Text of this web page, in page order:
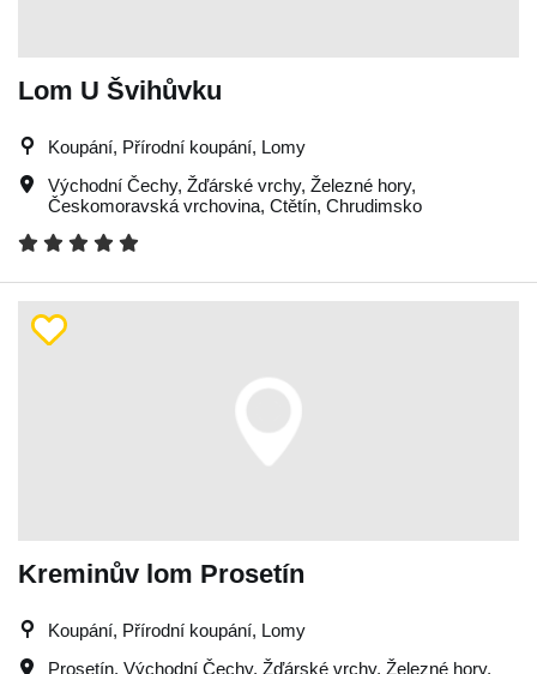
Lom U Švihůvku
Koupání, Přírodní koupání, Lomy
Východní Čechy, Žďárské vrchy, Železné hory,
Českomoravská vrchovina, Ctětín, Chrudimsko
Kreminův lom Prosetín
Koupání, Přírodní koupání, Lomy
Prosetín, Východní Čechy, Žďárské vrchy, Železné hory,